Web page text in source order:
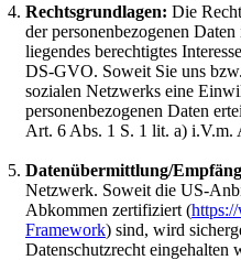
Rechtsgrundlagen: Die
der personenbezogenen
liegendes berechtigtes
DS-GVO. Soweit Sie uns
sozialen Netzwerks eine
personenbezogenen Daten
Art. 6 Abs. 1 S. 1 lit. a)
Datenübermittlung/
Netzwerk. Soweit die US-
Abkommen zertifiziert (
Framework) sind, wird
Datenschutzrecht eingehalten